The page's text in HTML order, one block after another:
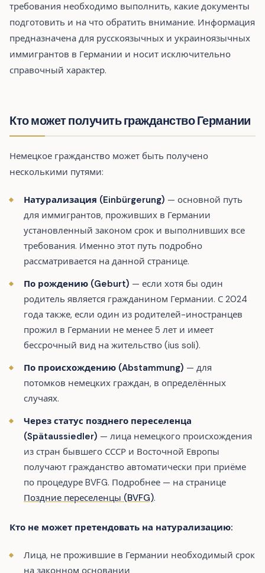
требования необходимо выполнить, какие документы
подготовить и на что обратить внимание. Информация
предназначена для русскоязычных и украиноязычных
иммигрантов в Германии и носит исключительно
справочный характер.
Кто может получить гражданство Германии
Немецкое гражданство может быть получено
несколькими путями:
Натурализация (Einbürgerung) — основной путь
для иммигрантов, проживших в Германии
установленный законом срок и выполнивших все
требования. Именно этот путь подробно
рассматривается на данной странице.
По рождению (Geburt) — если хотя бы один
родитель является гражданином Германии. С 2024
года также, если один из родителей-иностранцев
прожил в Германии не менее 5 лет и имеет
бессрочный вид на жительство (ius soli).
По происхождению (Abstammung) — для
потомков немецких граждан, в определённых
случаях.
Через статус позднего переселенца
(Spätaussiedler) — лица немецкого происхождения
из стран бывшего СССР и Восточной Европы
получают гражданство автоматически при приёме
по процедуре BVFG. Подробнее — на странице
Поздние переселенцы (BVFG).
Кто не может претендовать на натурализацию:
Лица, не прожившие в Германии необходимый срок
на законном основании